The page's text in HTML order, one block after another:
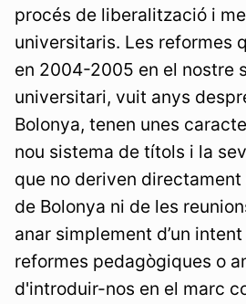
procés de liberalització i
universitaris. Les reformes
en 2004-2005 en el nostre
universitari, vuit anys
Bolonya, tenen unes
nou sistema de títols i la
que no deriven
de Bolonya ni de les
anar simplement d’un
reformes pedagògiques o
d'introduir-nos en el marc